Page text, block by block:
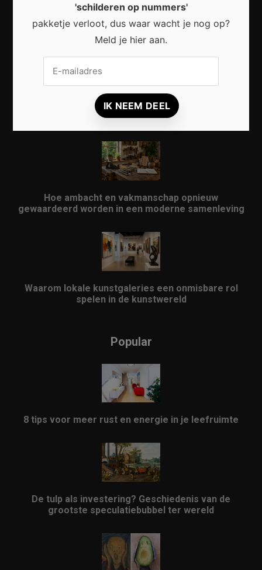
Waarom micro-avonturen de perfecte manier zijn
om Nederland opnieuw te ontdekken
Waarom kunst in openbare ruimtes meer doet dan
alleen een stad verfraaien
Hoe ambacht en vakmanschap opnieuw
gewaardeerd worden in een moderne samenleving
Waarom lokale kunstgaleries een onmisbare rol
spelen in de kunstwereld
Popular
8 tips voor meer rust en energie in je leefruimte
De tulp als investering? Geschiedenis van de
grootste speculatiebubbel ter wereld
'schilderen op nummers'
pakketje verloot, dus waar wacht je nog op?
Meld je hier aan.